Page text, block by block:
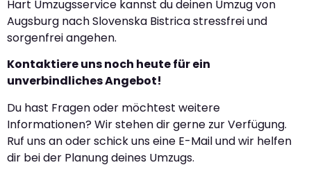
Hart Umzugsservice kannst du deinen Umzug von
Augsburg nach Slovenska Bistrica stressfrei und
sorgenfrei angehen.
Kontaktiere uns noch heute für ein
unverbindliches Angebot!
Du hast Fragen oder möchtest weitere
Informationen? Wir stehen dir gerne zur Verfügung.
Ruf uns an oder schick uns eine E-Mail und wir helfen
dir bei der Planung deines Umzugs.